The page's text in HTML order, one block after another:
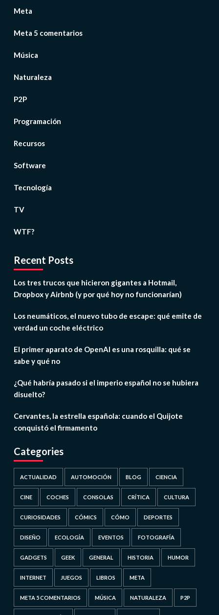
Meta
Meta 5 comentarios
Música
Naturaleza
P2P
Programación
Recursos
Software
Tecnología
TV
WTF?
Recent Posts
Los tres trucos que hicieron gigantes a Hotmail,
Dropbox y Airbnb (y por qué hoy no funcionarían)
Los neumáticos, el nuevo tubo de escape: qué emite de
verdad un coche eléctrico
El primer aparato de OpenAI es una rosquilla: qué se
sabe y qué no
¿Qué habría pasado si el imperio español no se hubiera
disuelto?
Cervantes, la estrella española: cuando el Quijote
conquistó el firmamento
Categories
ACTUALIDAD AUTOMOCIÓN BLOG CIENCIA
CINE COCHES CONSOLAS CRÍTICA CULTURA
CURIOSIDADES CÓMICS CÓMO DEPORTES
DISEÑO ECOLOGÍA EVENTOS FOTOGRAFÍA
GADGETS GEEK GENERAL HISTORIA HUMOR
INTERNET JUEGOS LIBROS META
META 5 COMENTARIOS MÚSICA NATURALEZA P2P